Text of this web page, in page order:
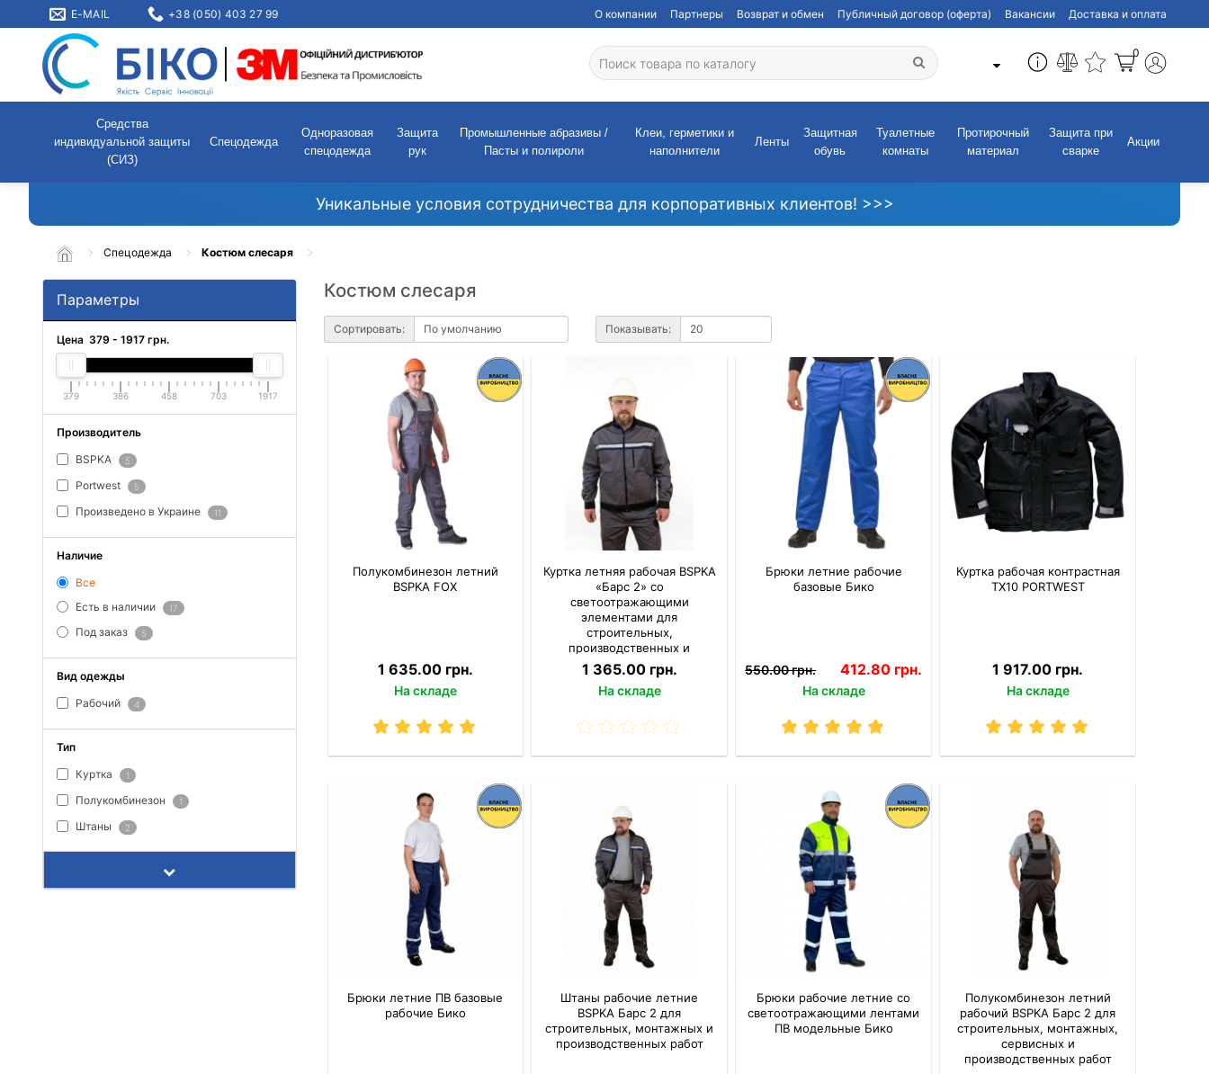
E-MAIL +38 (050) 403 27 99 О компании Партнеры Возврат и обмен Публичный договор (оферта) Вакансии Доставка и оплата
0
Средства
индивидуальной защиты
(СИЗ)
Спецодежда
Одноразовая
спецодежда
Защита
рук
Промышленные абразивы /
Пасты и полироли
Клеи, герметики и
наполнители
Ленты
Защитная
обувь
Туалетные
комнаты
Протирочный
материал
Защита при
сварке
Акции
Уникальные условия сотрудничества для корпоративных клиентов! >>>
Спецодежда Костюм слесаря
Параметры
Цена 379 - 1917 грн.
379 386 458 703 1917
Производитель
BSPKA 5
Portwest 5
Произведено в Украине 11
Наличие
Все
Есть в наличии
17
Под заказ 5
Вид одежды
Рабочий 4
Тип
Куртка 1
Полукомбинезон 1
Штаны 2
Костюм слесаря
Сортировать: Показывать:
Полукомбинезон летний
BSPKA FOX
1 635.00 грн.
На складе
Куртка летняя рабочая BSPKA
«Барс 2» со
светоотражающими
элементами для
строительных,
производственных и
сервисных работ
1 365.00 грн.
На складе
Брюки летние рабочие
базовые Бико
412.80 грн.
550.00 грн.
На складе
Куртка рабочая контрастная
TX10 PОRTWEST
1 917.00 грн.
На складе
Брюки летние ПВ базовые
рабочие Бико
Штаны рабочие летние
BSPKA Барс 2 для
строительных, монтажных и
производственных работ
Брюки рабочие летние со
светоотражающими лентами
ПВ модельные Бико
Полукомбинезон летний
рабочий BSPKA Барс 2 для
строительных, монтажных,
сервисных и
производственных работ